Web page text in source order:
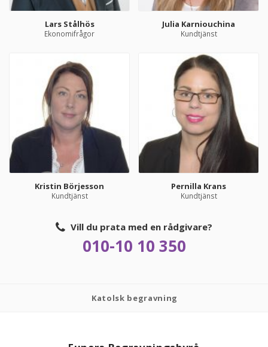
Lars Stålhös
Ekonomifrågor
Julia Karniouchina
Kundtjänst
Kristin Börjesson
Kundtjänst
Pernilla Krans
Kundtjänst
Vill du prata med en rådgivare?
010-10 10 350
Katolsk begravning